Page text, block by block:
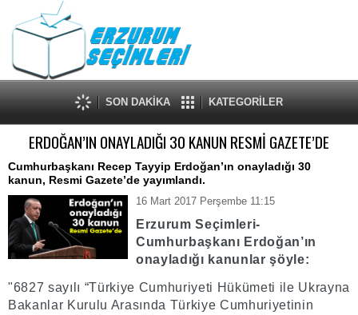
SON DAKİKA KATEGORİLER
ERDOĞAN’IN ONAYLADIĞI 30 KANUN RESMİ GAZETE’DE
Cumhurbaşkanı Recep Tayyip Erdoğan’ın onayladığı 30
kanun, Resmi Gazete’de yayımlandı.
16 Mart 2017 Perşembe 11:15
Erzurum Seçimleri-
Cumhurbaşkanı Erdoğan’ın
onayladığı kanunlar şöyle:
"6827 sayılı “Türkiye Cumhuriyeti Hükümeti ile Ukrayna
Bakanlar Kurulu Arasında Türkiye Cumhuriyetinin